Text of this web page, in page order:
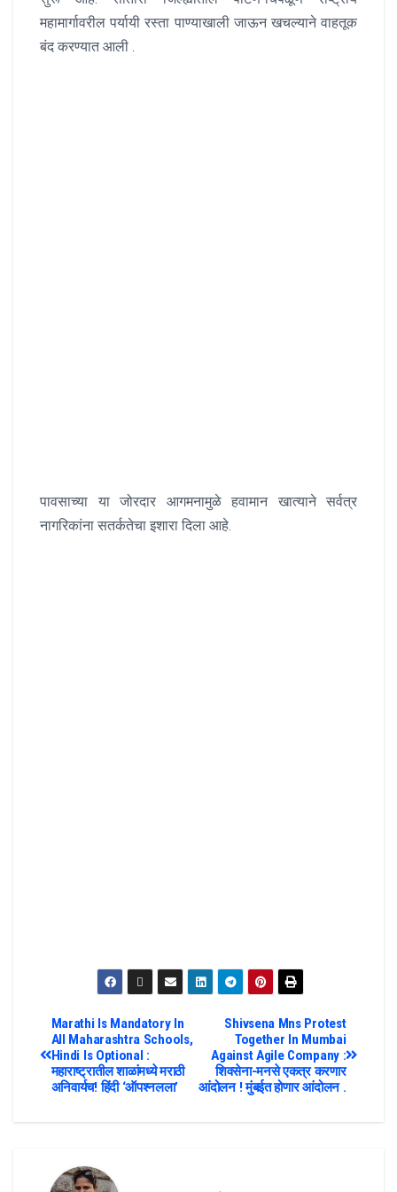
महामार्गावरील पर्यायी रस्ता पाण्याखाली जाऊन खचल्याने वाहतूक
बंद करण्यात आली .
पावसाच्या या जोरदार आगमनामुळे हवामान खात्याने सर्वत्र
नागरिकांना सतर्कतेचा इशारा दिला आहे.
Shivsena Mns Protest
Together In Mumbai
Against Agile Company :
शिवसेना-मनसे एकत्र करणार
आंदोलन ! मुंबईत होणार आंदोलन .
Marathi Is Mandatory In
All Maharashtra Schools,
Hindi Is Optional :
महाराष्ट्रातील शाळांमध्ये मराठी
अनिवार्यच! हिंदी ‘ऑपश्नलला’